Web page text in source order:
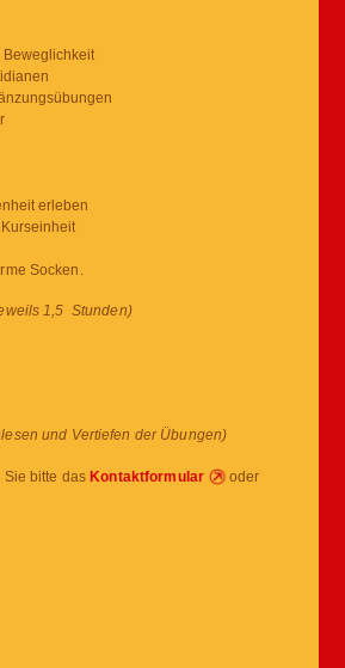
erleben
Socken.
1,5 Stunden)
und Vertiefen der Übungen)
Sie bitte das Kontaktformular
oder